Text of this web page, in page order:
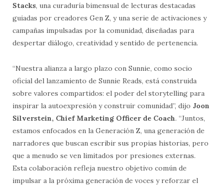
Stacks, una curaduría bimensual de lecturas destacadas
guiadas por creadores Gen Z, y una serie de activaciones y
campañas impulsadas por la comunidad, diseñadas para
despertar diálogo, creatividad y sentido de pertenencia.
“Nuestra alianza a largo plazo con Sunnie, como socio
oficial del lanzamiento de Sunnie Reads, está construida
sobre valores compartidos: el poder del storytelling para
inspirar la autoexpresión y construir comunidad”, dijo Joon
Silverstein, Chief Marketing Officer de Coach. “Juntos,
estamos enfocados en la Generación Z, una generación de
narradores que buscan escribir sus propias historias, pero
que a menudo se ven limitados por presiones externas.
Esta colaboración refleja nuestro objetivo común de
impulsar a la próxima generación de voces y reforzar el